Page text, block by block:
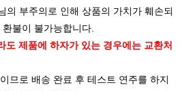
의 부주의로 인해 상품의 가치가 훼손되
불이 불가능합니다.
도 제품에 하자가 있는 경우에는 교환처
므로 배송 완료 후 테스트 연주를 하지